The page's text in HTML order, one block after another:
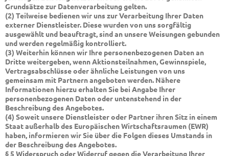
Grundsätze zur Datenverarbeitung gelten.
(2) Teilweise bedienen wir uns zur Verarbeitung Ihrer Daten
externer Dienstleister. Diese wurden von uns sorgfältig
ausgewählt und beauftragt, sind an unsere Weisungen gebunden
und werden regelmäßig kontrolliert.
(3) Weiterhin können wir Ihre personenbezogenen Daten an
Dritte weitergeben, wenn Aktionsteilnahmen, Gewinnspiele,
Vertragsabschlüsse oder ähnliche Leistungen von uns
gemeinsam mit Partnern angeboten werden. Nähere
Informationen hierzu erhalten Sie bei Angabe Ihrer
personenbezogenen Daten oder untenstehend in der
Beschreibung des Angebotes.
(4) Soweit unsere Dienstleister oder Partner ihren Sitz in einem
Staat außerhalb des Europäischen Wirtschaftsraumen (EWR)
haben, informieren wir Sie über die Folgen dieses Umstands in
der Beschreibung des Angebotes.
§ 5 Widerspruch oder Widerruf gegen die Verarbeitung Ihrer